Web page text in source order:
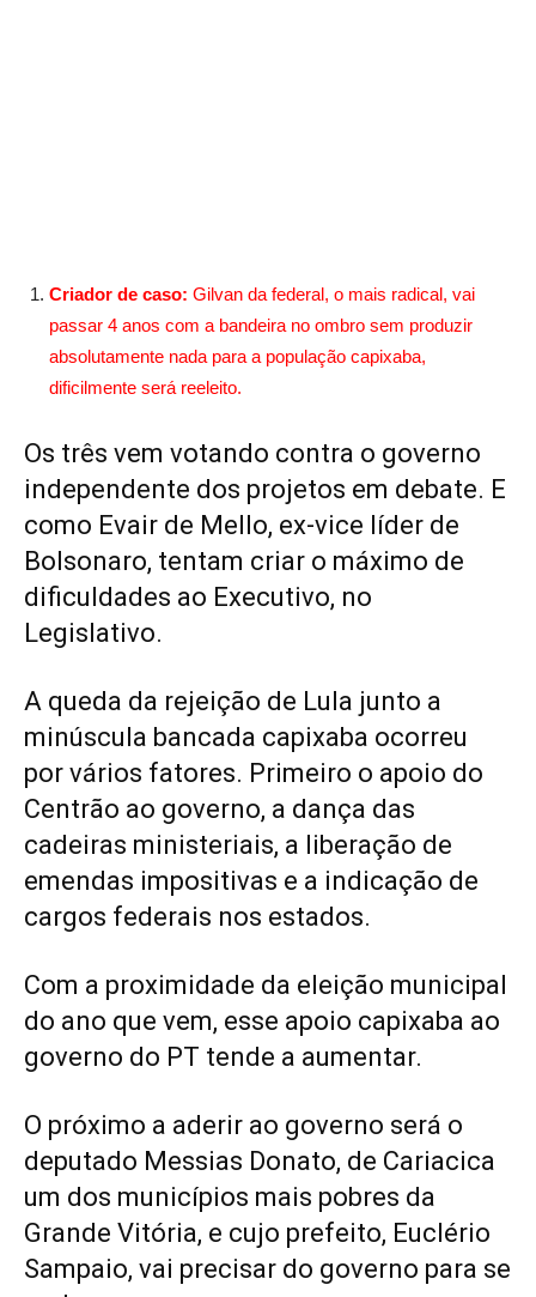
Criador de caso: Gilvan da federal, o mais radical, vai
passar 4 anos com a bandeira no ombro sem produzir
absolutamente nada para a população capixaba,
dificilmente será reeleito.
Os três vem votando contra o governo
independente dos projetos em debate. E
como Evair de Mello, ex-vice líder de
Bolsonaro, tentam criar o máximo de
dificuldades ao Executivo, no
Legislativo.
A queda da rejeição de Lula junto a
minúscula bancada capixaba ocorreu
por vários fatores. Primeiro o apoio do
Centrão ao governo, a dança das
cadeiras ministeriais, a liberação de
emendas impositivas e a indicação de
cargos federais nos estados.
Com a proximidade da eleição municipal
do ano que vem, esse apoio capixaba ao
governo do PT tende a aumentar.
O próximo a aderir ao governo será o
deputado Messias Donato, de Cariacica
um dos municípios mais pobres da
Grande Vitória, e cujo prefeito, Euclério
Sampaio, vai precisar do governo para se